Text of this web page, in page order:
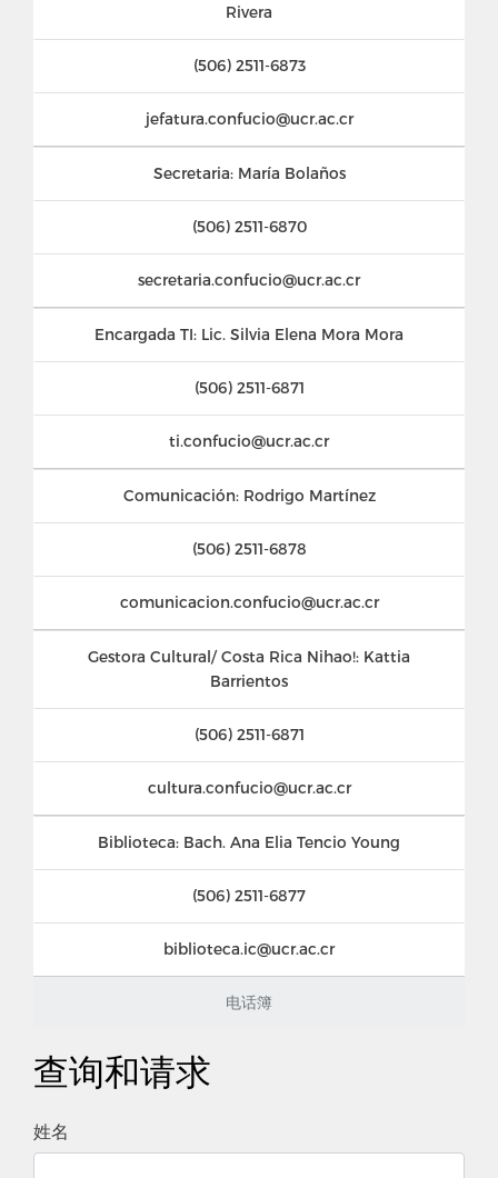
电话簿
Rivera
(506) 2511-6873
jefatura.confucio@ucr.ac.cr
Secretaria: María Bolaños
(506) 2511-6870
secretaria.confucio@ucr.ac.cr
Encargada TI: Lic. Silvia Elena Mora Mora
(506) 2511-6871
ti.confucio@ucr.ac.cr
Comunicación: Rodrigo Martínez
(506) 2511-6878
comunicacion.confucio@ucr.ac.cr
Gestora Cultural/ Costa Rica Nihao!: Kattia
Barrientos
(506) 2511-6871
cultura.confucio@ucr.ac.cr
Biblioteca: Bach. Ana Elia Tencio Young
(506) 2511-6877
biblioteca.ic@ucr.ac.cr
查询和请求
姓名